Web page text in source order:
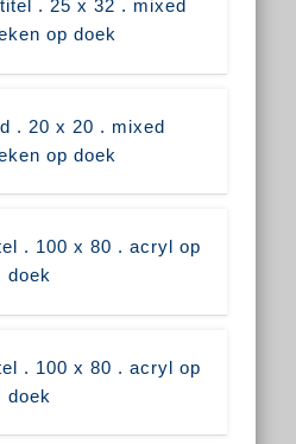
. 25 x 32 . mixed
op doek
. 20 x 20 . mixed
op doek
. 100 x 80 . acryl op
doek
. 100 x 80 . acryl op
doek